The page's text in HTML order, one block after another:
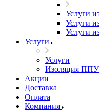
Услуги
Услуги
Услуги
Услуги
Услуги
Изоляция ППУ
Акции
Доставка
Оплата
Компания